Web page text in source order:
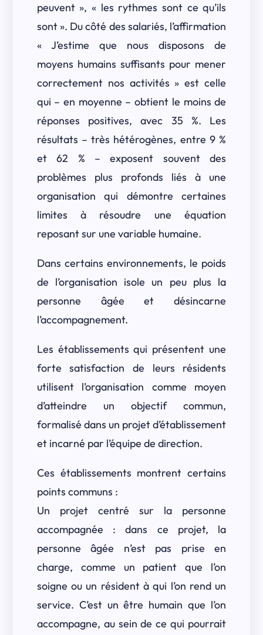
peuvent », « les rythmes sont ce qu’ils
sont ». Du côté des salariés, l’affirmation
« J’estime que nous disposons de
moyens humains suffisants pour mener
correctement nos activités » est celle
qui – en moyenne – obtient le moins de
réponses positives, avec 35 %. Les
résultats – très hétérogènes, entre 9 %
et 62 % – exposent souvent des
problèmes plus profonds liés à une
organisation qui démontre certaines
limites à résoudre une équation
reposant sur une variable humaine.
Dans certains environnements, le poids
de l’organisation isole un peu plus la
personne âgée et désincarne
l’accompagnement.
Les établissements qui présentent une
forte satisfaction de leurs résidents
utilisent l’organisation comme moyen
d’atteindre un objectif commun,
formalisé dans un projet d’établissement
et incarné par l’équipe de direction.
Ces établissements montrent certains
points communs :
Un projet centré sur la personne
accompagnée : dans ce projet, la
personne âgée n’est pas prise en
charge, comme un patient que l’on
soigne ou un résident à qui l’on rend un
service. C’est un être humain que l’on
accompagne, au sein de ce qui pourrait